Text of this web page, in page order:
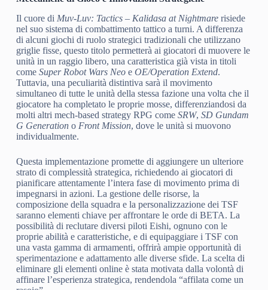
Il cuore di Muv-Luv: Tactics – Kalidasa at Nightmarerisiede
nel suo sistema di combattimento tattico a turni. A differenza
di alcuni giochi di ruolo strategici tradizionali che utilizzano
griglie fisse, questo titolo permetterà ai giocatori di muovere le
unità in un raggio libero, una caratteristica già vista in titoli
come Super Robot Wars Neoe OE/Operation Extend.
Tuttavia, una peculiarità distintiva sarà il movimento
simultaneo di tutte le unità della stessa fazione una volta che il
giocatore ha completato le proprie mosse, differenziandosi da
molti altri mech-based strategy RPG come SRW, SD Gundam
G Generationo Front Mission, dove le unità si muovono
individualmente.
Questa implementazione promette di aggiungere un ulteriore
strato di complessità strategica, richiedendo ai giocatori di
pianificare attentamente l’intera fase di movimento prima di
impegnarsi in azioni. La gestione delle risorse, la
composizione della squadra e la personalizzazione dei TSF
saranno elementi chiave per affrontare le orde di BETA. La
possibilità di reclutare diversi piloti Eishi, ognuno con le
proprie abilità e caratteristiche, e di equipaggiare i TSF con
una vasta gamma di armamenti, offrirà ampie opportunità di
sperimentazione e adattamento alle diverse sfide. La scelta di
eliminare gli elementi online è stata motivata dalla volontà di
affinare l’esperienza strategica, rendendola “affilata come un